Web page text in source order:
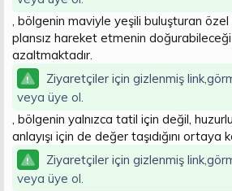
, bölgenin maviyle yeşili buluşturan özel
plansız hareket etmenin
azaltmaktadır.
Ziyaretçiler için gizlenmiş
veya üye ol.
, bölgenin yalnızca tatil için değil,
anlayışı için de değer taşıdığını ortaya
Ziyaretçiler için gizlenmiş
veya üye ol.